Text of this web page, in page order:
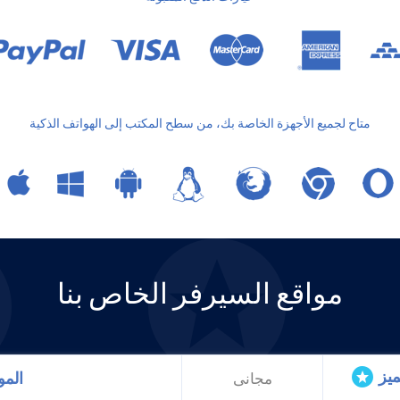
متاح لجميع الأجهزة الخاصة بك، من سطح المكتب إلى الهواتف الذكية
مواقع السيرفر الخاص بنا
مجانى